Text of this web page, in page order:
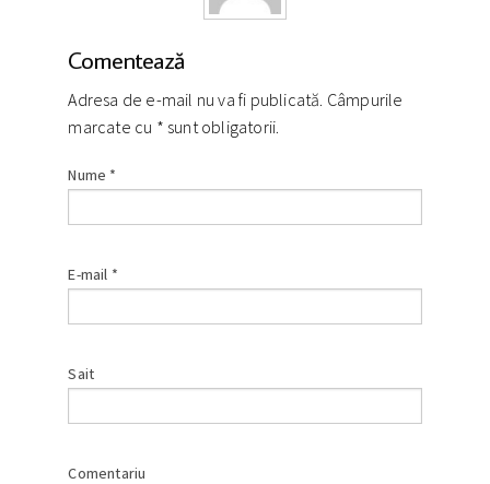
Comentează
Adresa de e-mail nu va fi publicată. Câmpurile
marcate cu * sunt obligatorii.
Nume *
E-mail *
Sait
Comentariu